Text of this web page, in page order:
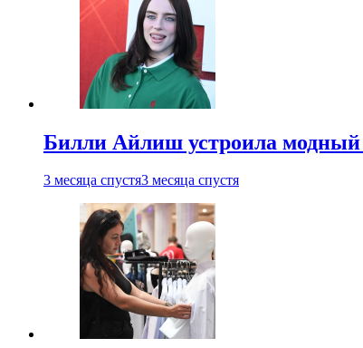
Билли Айлиш устроила модный
3 месяца спустя3 месяца спустя